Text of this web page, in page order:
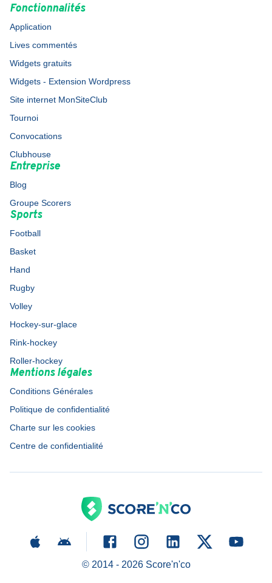
Fonctionnalités
Application
Lives commentés
Widgets gratuits
Widgets - Extension Wordpress
Site internet MonSiteClub
Tournoi
Convocations
Clubhouse
Entreprise
Blog
Groupe Scorers
Sports
Football
Basket
Hand
Rugby
Volley
Hockey-sur-glace
Rink-hockey
Roller-hockey
Mentions légales
Conditions Générales
Politique de confidentialité
Charte sur les cookies
Centre de confidentialité
© 2014 - 2026Score'n'co